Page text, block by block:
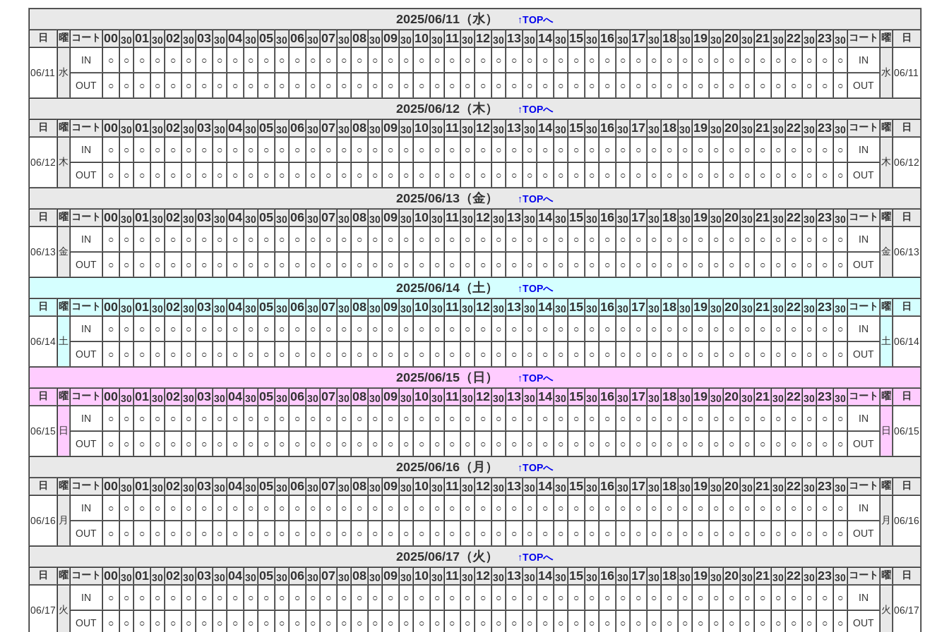
2025/06/11（水）
↑TOPへ
日
曜 コート 00 30 01 30 02 30 03 30 04 30 05 30 06 30 07 30 08 30 09 30 10 30 11 30 12 30 13 30 14 30 15 30 16 30 17 30 18 30 19 30 20 30 21 30 22 30 23 30 コート 曜 日
06/11 水
IN ○ ○ ○ ○ ○ ○ ○ ○ ○ ○ ○ ○ ○ ○ ○ ○ ○ ○ ○ ○ ○ ○ ○ ○ ○ ○ ○ ○ ○ ○ ○ ○ ○ ○ ○ ○ ○ ○ ○ ○ ○ ○ ○ ○ ○ ○ ○ ○
IN
水 06/11
OUT
○ ○ ○ ○ ○ ○ ○ ○ ○ ○ ○ ○ ○ ○ ○ ○ ○ ○ ○ ○ ○ ○ ○ ○ ○ ○ ○ ○ ○ ○ ○ ○ ○ ○ ○ ○ ○ ○ ○ ○ ○ ○ ○ ○ ○ ○ ○ ○ OUT
2025/06/12（木）
↑TOPへ
日
曜 コート 00 30 01 30 02 30 03 30 04 30 05 30 06 30 07 30 08 30 09 30 10 30 11 30 12 30 13 30 14 30 15 30 16 30 17 30 18 30 19 30 20 30 21 30 22 30 23 30 コート 曜 日
06/12 木
IN ○ ○ ○ ○ ○ ○ ○ ○ ○ ○ ○ ○ ○ ○ ○ ○ ○ ○ ○ ○ ○ ○ ○ ○ ○ ○ ○ ○ ○ ○ ○ ○ ○ ○ ○ ○ ○ ○ ○ ○ ○ ○ ○ ○ ○ ○ ○ ○
IN
木 06/12
OUT
○ ○ ○ ○ ○ ○ ○ ○ ○ ○ ○ ○ ○ ○ ○ ○ ○ ○ ○ ○ ○ ○ ○ ○ ○ ○ ○ ○ ○ ○ ○ ○ ○ ○ ○ ○ ○ ○ ○ ○ ○ ○ ○ ○ ○ ○ ○ ○ OUT
2025/06/13（金）
↑TOPへ
日
曜 コート 00 30 01 30 02 30 03 30 04 30 05 30 06 30 07 30 08 30 09 30 10 30 11 30 12 30 13 30 14 30 15 30 16 30 17 30 18 30 19 30 20 30 21 30 22 30 23 30 コート 曜 日
06/13 金
IN ○ ○ ○ ○ ○ ○ ○ ○ ○ ○ ○ ○ ○ ○ ○ ○ ○ ○ ○ ○ ○ ○ ○ ○ ○ ○ ○ ○ ○ ○ ○ ○ ○ ○ ○ ○ ○ ○ ○ ○ ○ ○ ○ ○ ○ ○ ○ ○
IN
金 06/13
OUT
○ ○ ○ ○ ○ ○ ○ ○ ○ ○ ○ ○ ○ ○ ○ ○ ○ ○ ○ ○ ○ ○ ○ ○ ○ ○ ○ ○ ○ ○ ○ ○ ○ ○ ○ ○ ○ ○ ○ ○ ○ ○ ○ ○ ○ ○ ○ ○ OUT
2025/06/14（土）
↑TOPへ
日
曜 コート 00 30 01 30 02 30 03 30 04 30 05 30 06 30 07 30 08 30 09 30 10 30 11 30 12 30 13 30 14 30 15 30 16 30 17 30 18 30 19 30 20 30 21 30 22 30 23 30 コート 曜 日
06/14 土
IN ○ ○ ○ ○ ○ ○ ○ ○ ○ ○ ○ ○ ○ ○ ○ ○ ○ ○ ○ ○ ○ ○ ○ ○ ○ ○ ○ ○ ○ ○ ○ ○ ○ ○ ○ ○ ○ ○ ○ ○ ○ ○ ○ ○ ○ ○ ○ ○
IN
土 06/14
OUT
○ ○ ○ ○ ○ ○ ○ ○ ○ ○ ○ ○ ○ ○ ○ ○ ○ ○ ○ ○ ○ ○ ○ ○ ○ ○ ○ ○ ○ ○ ○ ○ ○ ○ ○ ○ ○ ○ ○ ○ ○ ○ ○ ○ ○ ○ ○ ○ OUT
2025/06/15（日）
↑TOPへ
日
曜 コート 00 30 01 30 02 30 03 30 04 30 05 30 06 30 07 30 08 30 09 30 10 30 11 30 12 30 13 30 14 30 15 30 16 30 17 30 18 30 19 30 20 30 21 30 22 30 23 30 コート 曜 日
06/15 日
IN ○ ○ ○ ○ ○ ○ ○ ○ ○ ○ ○ ○ ○ ○ ○ ○ ○ ○ ○ ○ ○ ○ ○ ○ ○ ○ ○ ○ ○ ○ ○ ○ ○ ○ ○ ○ ○ ○ ○ ○ ○ ○ ○ ○ ○ ○ ○ ○
IN
日 06/15
OUT
○ ○ ○ ○ ○ ○ ○ ○ ○ ○ ○ ○ ○ ○ ○ ○ ○ ○ ○ ○ ○ ○ ○ ○ ○ ○ ○ ○ ○ ○ ○ ○ ○ ○ ○ ○ ○ ○ ○ ○ ○ ○ ○ ○ ○ ○ ○ ○ OUT
2025/06/16（月）
↑TOPへ
日
曜 コート 00 30 01 30 02 30 03 30 04 30 05 30 06 30 07 30 08 30 09 30 10 30 11 30 12 30 13 30 14 30 15 30 16 30 17 30 18 30 19 30 20 30 21 30 22 30 23 30 コート 曜 日
06/16 月
IN ○ ○ ○ ○ ○ ○ ○ ○ ○ ○ ○ ○ ○ ○ ○ ○ ○ ○ ○ ○ ○ ○ ○ ○ ○ ○ ○ ○ ○ ○ ○ ○ ○ ○ ○ ○ ○ ○ ○ ○ ○ ○ ○ ○ ○ ○ ○ ○
IN
月 06/16
OUT
○ ○ ○ ○ ○ ○ ○ ○ ○ ○ ○ ○ ○ ○ ○ ○ ○ ○ ○ ○ ○ ○ ○ ○ ○ ○ ○ ○ ○ ○ ○ ○ ○ ○ ○ ○ ○ ○ ○ ○ ○ ○ ○ ○ ○ ○ ○ ○ OUT
2025/06/17（火）
↑TOPへ
日
曜 コート 00 30 01 30 02 30 03 30 04 30 05 30 06 30 07 30 08 30 09 30 10 30 11 30 12 30 13 30 14 30 15 30 16 30 17 30 18 30 19 30 20 30 21 30 22 30 23 30 コート 曜 日
06/17 火
IN ○ ○ ○ ○ ○ ○ ○ ○ ○ ○ ○ ○ ○ ○ ○ ○ ○ ○ ○ ○ ○ ○ ○ ○ ○ ○ ○ ○ ○ ○ ○ ○ ○ ○ ○ ○ ○ ○ ○ ○ ○ ○ ○ ○ ○ ○ ○ ○
IN
火 06/17
OUT
○ ○ ○ ○ ○ ○ ○ ○ ○ ○ ○ ○ ○ ○ ○ ○ ○ ○ ○ ○ ○ ○ ○ ○ ○ ○ ○ ○ ○ ○ ○ ○ ○ ○ ○ ○ ○ ○ ○ ○ ○ ○ ○ ○ ○ ○ ○ ○ OUT